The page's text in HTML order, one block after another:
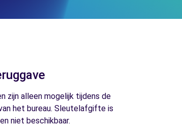
zijn alleen mogelijk tijdens de
het bureau. Sleutelafgifte is
niet beschikbaar.